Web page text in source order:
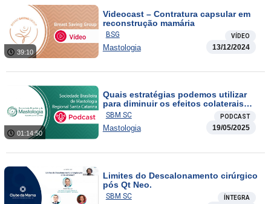
39:10
Videocast – Contratura capsular em
reconstrução mamária
BSG VÍDEO
Mastologia 13/12/2024
01:14:50
Quais estratégias podemos utilizar
para diminuir os efeitos colaterais
causados pelo tratamento sistêmico
do câncer de mama?
SBM SC PODCAST
Mastologia 19/05/2025
Limites do Descalonamento cirúrgico
pós Qt Neo.
SBM SC ÍNTEGRA